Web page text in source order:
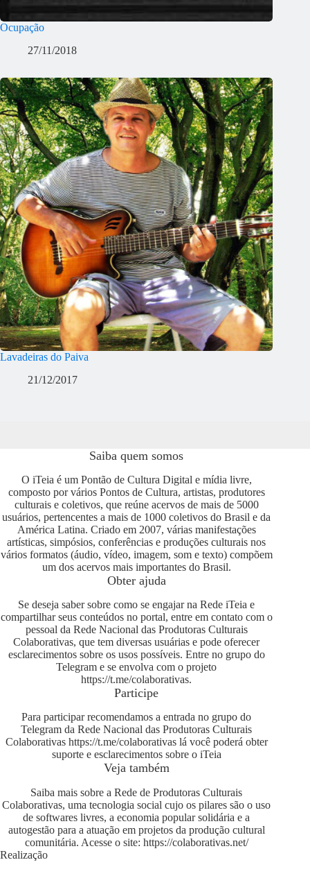
Ocupação
27/11/2018
Lavadeiras do Paiva
21/12/2017
Saiba quem somos
O iTeia é um Pontão de Cultura Digital e mídia livre,
composto por vários Pontos de Cultura, artistas, produtores
culturais e coletivos, que reúne acervos de mais de 5000
usuários, pertencentes a mais de 1000 coletivos do Brasil e da
América Latina. Criado em 2007, várias manifestações
artísticas, simpósios, conferências e produções culturais nos
vários formatos (áudio, vídeo, imagem, som e texto) compõem
um dos acervos mais importantes do Brasil.
Obter ajuda
Se deseja saber sobre como se engajar na Rede iTeia e
compartilhar seus conteúdos no portal, entre em contato com o
pessoal da Rede Nacional das Produtoras Culturais
Colaborativas, que tem diversas usuárias e pode oferecer
esclarecimentos sobre os usos possíveis. Entre no grupo do
Telegram e se envolva com o projeto
https://t.me/colaborativas.
Participe
Para participar recomendamos a entrada no grupo do
Telegram da Rede Nacional das Produtoras Culturais
Colaborativas https://t.me/colaborativaslá você poderá obter
suporte e esclarecimentos sobre o iTeia
Veja também
Saiba mais sobre a Rede de Produtoras Culturais
Colaborativas, uma tecnologia social cujo os pilares são o uso
de softwares livres, a economia popular solidária e a
autogestão para a atuação em projetos da produção cultural
comunitária. Acesse o site: https://colaborativas.net/
Realização